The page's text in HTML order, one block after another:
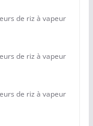
de riz à vapeur
de riz à vapeur
de riz à vapeur